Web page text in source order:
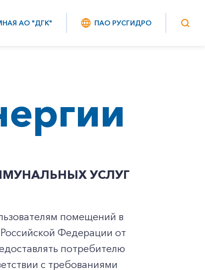
АО "ДГК" ПАО РУСГИДРО
УСЛУГ
помещений в
Федерации от
потребителю
с требованиями